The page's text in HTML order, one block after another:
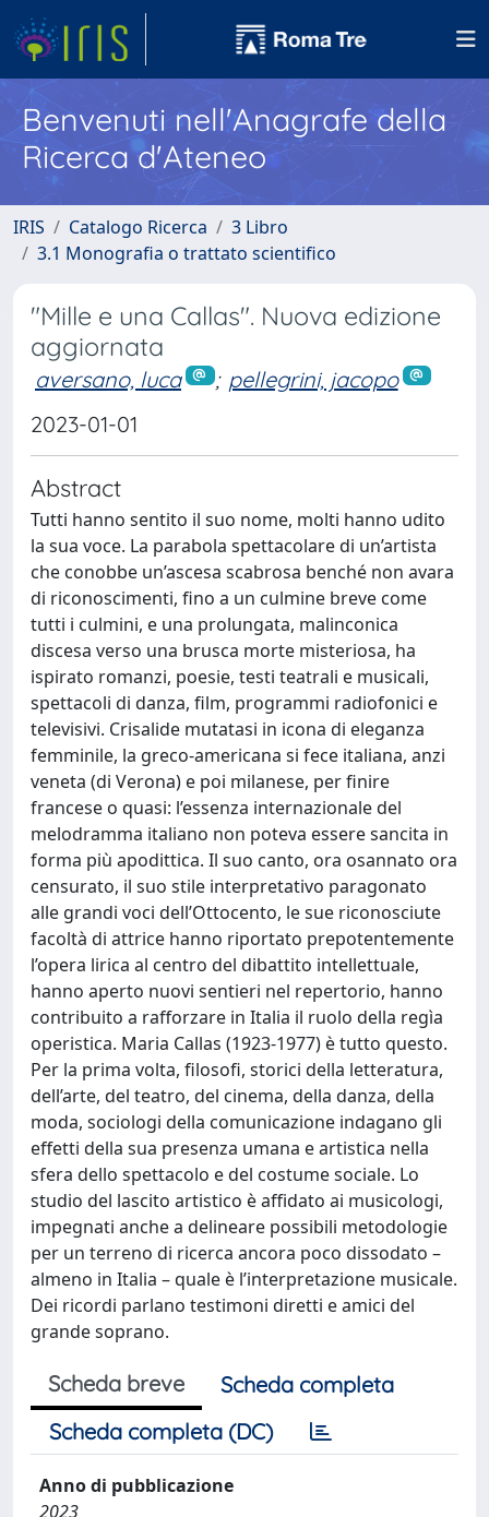
Benvenuti nell'Anagrafe della
Ricerca d'Ateneo
IRIS Catalogo Ricerca
3 Libro
3.1 Monografia o trattato scientifico
"Mille e una Callas". Nuova edizione
aggiornata
aversano, luca ; pellegrini, jacopo
2023-01-01
Abstract
Tutti hanno sentito il suo nome, molti hanno udito
la sua voce. La parabola spettacolare di un’artista
che conobbe un’ascesa scabrosa benché non avara
di riconoscimenti, fino a un culmine breve come
tutti i culmini, e una prolungata, malinconica
discesa verso una brusca morte misteriosa, ha
ispirato romanzi, poesie, testi teatrali e musicali,
spettacoli di danza, film, programmi radiofonici e
televisivi. Crisalide mutatasi in icona di eleganza
femminile, la greco-americana si fece italiana, anzi
veneta (di Verona) e poi milanese, per finire
francese o quasi: l’essenza internazionale del
melodramma italiano non poteva essere sancita in
forma più apodittica. Il suo canto, ora osannato ora
censurato, il suo stile interpretativo paragonato
alle grandi voci dell’Ottocento, le sue riconosciute
facoltà di attrice hanno riportato prepotentemente
l’opera lirica al centro del dibattito intellettuale,
hanno aperto nuovi sentieri nel repertorio, hanno
contribuito a rafforzare in Italia il ruolo della regìa
operistica. Maria Callas (1923-1977) è tutto questo.
Per la prima volta, filosofi, storici della letteratura,
dell’arte, del teatro, del cinema, della danza, della
moda, sociologi della comunicazione indagano gli
effetti della sua presenza umana e artistica nella
sfera dello spettacolo e del costume sociale. Lo
studio del lascito artistico è affidato ai musicologi,
impegnati anche a delineare possibili metodologie
per un terreno di ricerca ancora poco dissodato –
almeno in Italia – quale è l’interpretazione musicale.
Dei ricordi parlano testimoni diretti e amici del
grande soprano.
Scheda breve
Scheda completa
Scheda completa (DC)
Anno di pubblicazione
2023